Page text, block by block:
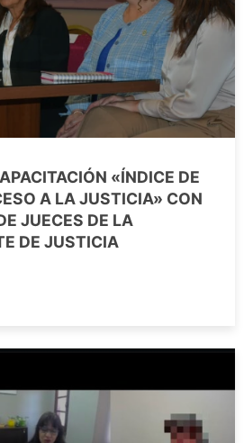
«ÍNDICE DE
A LA JUSTICIA» CON
JUECES DE LA
DE JUSTICIA